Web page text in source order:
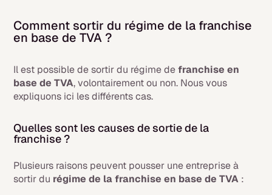
Comment sortir du régime de la franchise
en base de TVA ?
Il est possible de sortir du régime defranchise en
base de TVA, volontairement ou non. Nous vous
expliquons ici les différents cas.
Quelles sont les causes de sortie de la
franchise ?
Plusieurs raisons peuvent pousser une entreprise à
sortir du régime de la franchise en base de TVA :